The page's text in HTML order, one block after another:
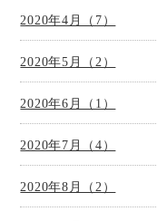
2020年4月（7）
2020年5月（2）
2020年6月（1）
2020年7月（4）
2020年8月（2）